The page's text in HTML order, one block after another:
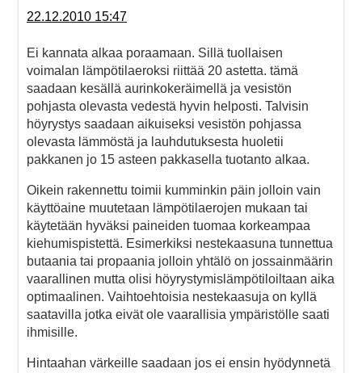
22.12.2010 15:47
Ei kannata alkaa poraamaan. Sillä tuollaisen
voimalan lämpötilaeroksi riittää 20 astetta. tämä
saadaan kesällä aurinkokeräimellä ja vesistön
pohjasta olevasta vedestä hyvin helposti. Talvisin
höyrystys saadaan aikuiseksi vesistön pohjassa
olevasta lämmöstä ja lauhdutuksesta huoletii
pakkanen jo 15 asteen pakkasella tuotanto alkaa.
Oikein rakennettu toimii kumminkin päin jolloin vain
käyttöaine muutetaan lämpötilaerojen mukaan tai
käytetään hyväksi paineiden tuomaa korkeampaa
kiehumispistettä. Esimerkiksi nestekaasuna tunnettua
butaania tai propaania jolloin yhtälö on jossainmäärin
vaarallinen mutta olisi höyrystymislämpötiloiltaan aika
optimaalinen. Vaihtoehtoisia nestekaasuja on kyllä
saatavilla jotka eivät ole vaarallisia ympäristölle saati
ihmisille.
Hintaahan värkeille saadaan jos ei ensin hyödynnetä